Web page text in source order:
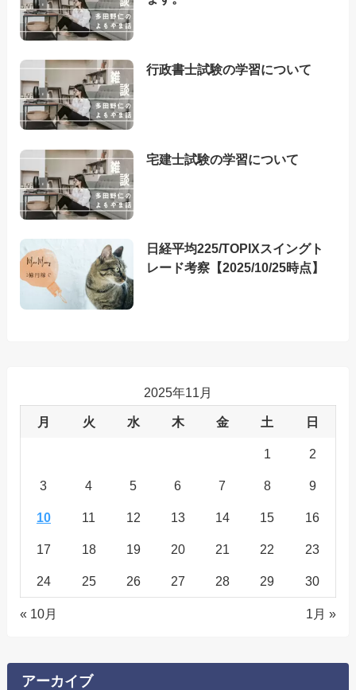
行政書士試験の学習について
宅建士試験の学習について
日経平均225/TOPIXスイングト
レード考察【2025/10/25時点】
2025年11月
月 火 水 木 金 土 日
1 2
3 4 5 6 7 8 9
10 11 12 13 14 15 16
17 18 19 20 21 22 23
24 25 26 27 28 29 30
« 10月 1月 »
アーカイブ